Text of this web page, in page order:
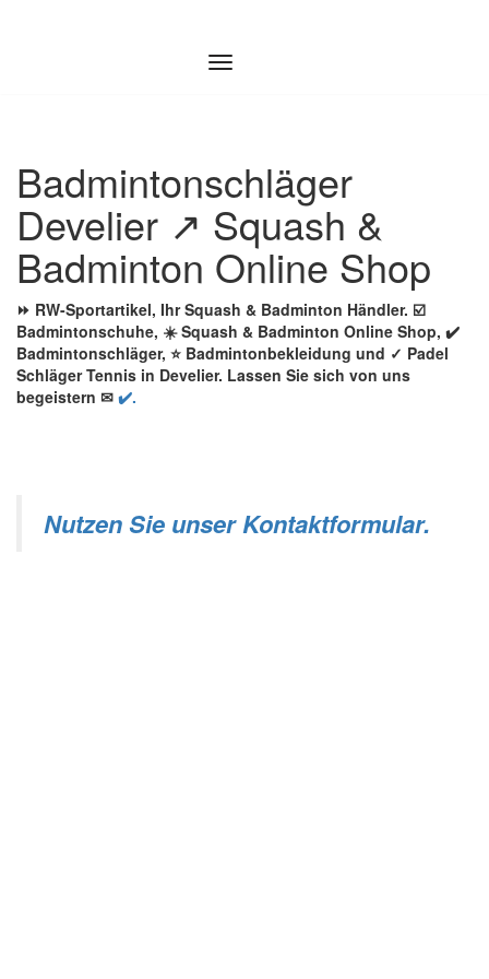
Badmintonschläger
Develier ↗️ Squash &
Badminton Online Shop
⏩ RW-Sportartikel, Ihr Squash & Badminton Händler. ☑️
Badmintonschuhe, ☀️ Squash & Badminton Online Shop, ✔️
Badmintonschläger, ⭐ Badmintonbekleidung und ✓ Padel
Schläger Tennis in Develier. Lassen Sie sich von uns
begeistern ✉ ✔️.
Nutzen Sie unser Kontaktformular.